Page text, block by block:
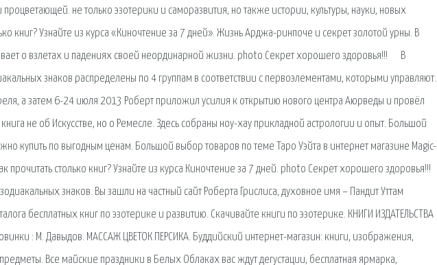
не только эзотерики и саморазвития, но также истории, культуры, науки, новых
книг? Узнайте из курса «Киночтение за 7 дней». Жизнь Арджа-ринпоче и секрет золотой урны. В
о взлетах и падениях своей неординарной жизни. photo Секрет хорошего здоровья!!! ⠀ В
знаков распределены по 4 группам в соответствии с первоэлементами, которыми управляют.
а затем 6-24 июля 2013 Роберт приложил усилия к открытию нового центра Аюрведы и провёл
не об Искусстве, но о Ремесле. Здесь собраны ноу-хау прикладной астрологии и опыт. Большой
купить по выгодным ценам. Большой выбор товаров по теме Таро Уэйта в интернет магазине Magic-
прочитать столько книг? Узнайте из курса Киночтение за 7 дней. photo Секрет хорошего здоровья!!!
знаков. Вы зашли на частный сайт Роберта Грислиса, духовное имя – Пандит Уттам
бесплатных книг по эзотерике и развитию. Скачивайте книги по эзотерике. КНИГИ ИЗДАТЕЛЬСТВА
: М. Давыдов. МАССАЖ ЦВЕТОК ПЕРСИКА. Буддийский интернет-магазин: книги, изображения,
Все майские праздники в Белых Облаках вас ждут дегустации, бесплатная ярмарка,